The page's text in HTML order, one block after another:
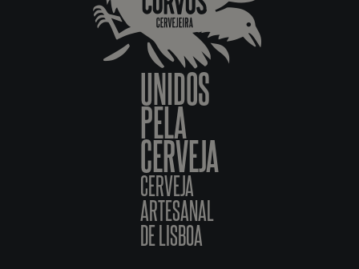
UNIDOS
PELA
CERVEJA
CERVEJA
ARTESANAL
DE LISBOA